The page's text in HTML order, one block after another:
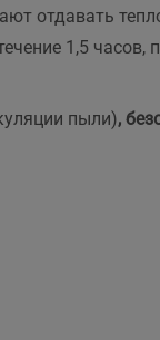
отдавать
1,5
пыли),